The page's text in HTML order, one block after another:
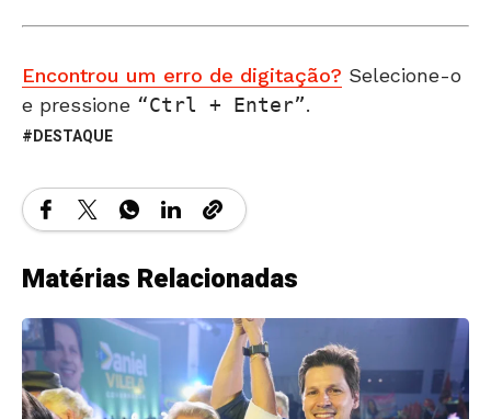
Encontrou um erro de digitação? Selecione-o
e pressione
Ctrl + Enter .
DESTAQUE
Matérias Relacionadas